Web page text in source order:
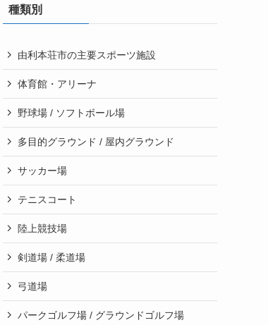
種類別
由利本荘市の主要スポーツ施設
体育館・アリーナ
野球場 / ソフトボール場
多目的グラウンド / 屋内グラウンド
サッカー場
テニスコート
陸上競技場
剣道場 / 柔道場
弓道場
パークゴルフ場 / グラウンドゴルフ場